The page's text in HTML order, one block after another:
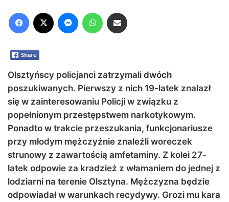
Olsztyńscy policjanci zatrzymali dwóch
poszukiwanych. Pierwszy z nich 19-latek znalazł
się w zainteresowaniu Policji w związku z
popełnionym przestępstwem narkotykowym.
Ponadto w trakcie przeszukania, funkcjonariusze
przy młodym mężczyźnie znaleźli woreczek
strunowy z zawartością amfetaminy. Z kolei 27-
latek odpowie za kradzież z włamaniem do jednej z
lodziarni na terenie Olsztyna. Mężczyzna będzie
odpowiadał w warunkach recydywy. Grozi mu kara